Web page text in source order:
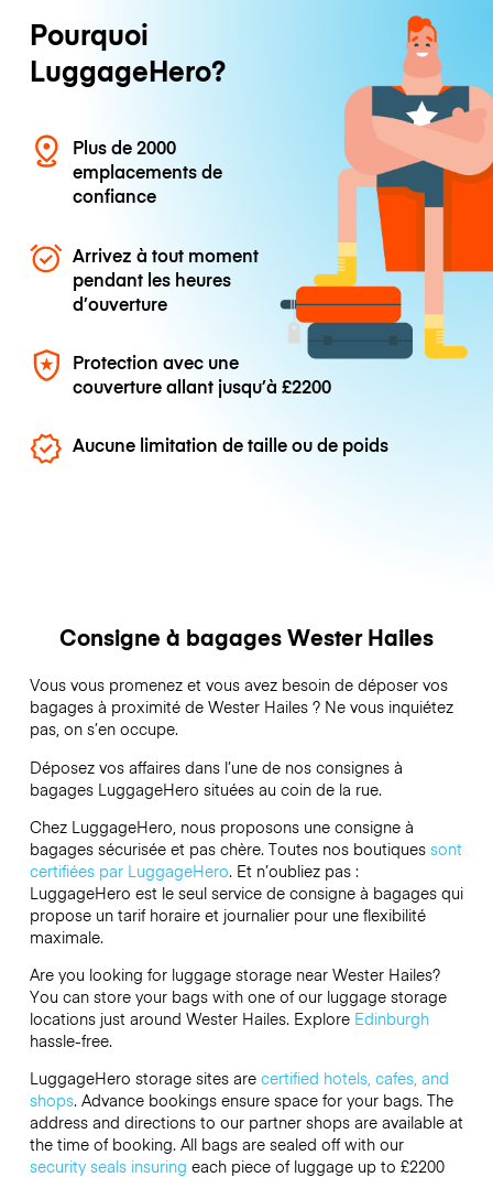
Pourquoi
LuggageHero?
Plus de 2000
emplacements de
confiance
Arrivez à tout moment
pendant les heures
d’ouverture
Protection avec une
couverture allant jusqu’à£2200
Aucune limitation de taille ou de poids
Consigne à bagages Wester Hailes
Vous vous promenez et vous avez besoin de déposer vos
bagages à proximité de Wester Hailes ? Ne vous inquiétez
pas, on s’en occupe.
Déposez vos affaires dans l’une de nos consignes à
bagages LuggageHero situées au coin de la rue.
Chez LuggageHero, nous proposons une consigne à
bagages sécurisée et pas chère. Toutes nos boutiques sont
certifiées par LuggageHero. Et n’oubliez pas :
LuggageHero est le seul service de consigne à bagages qui
propose un tarif horaire et journalier pour une flexibilité
maximale.
Are you looking for luggage storage near Wester Hailes?
You can store your bags with one of our luggage storage
locations just around Wester Hailes. Explore Edinburgh
hassle-free.
LuggageHero storage sites are certified hotels, cafes, and
shops. Advance bookings ensure space for your bags. The
address and directions to our partner shops are available at
the time of booking. All bags are sealed off with our
security seals insuring each piece of luggage up to £2200